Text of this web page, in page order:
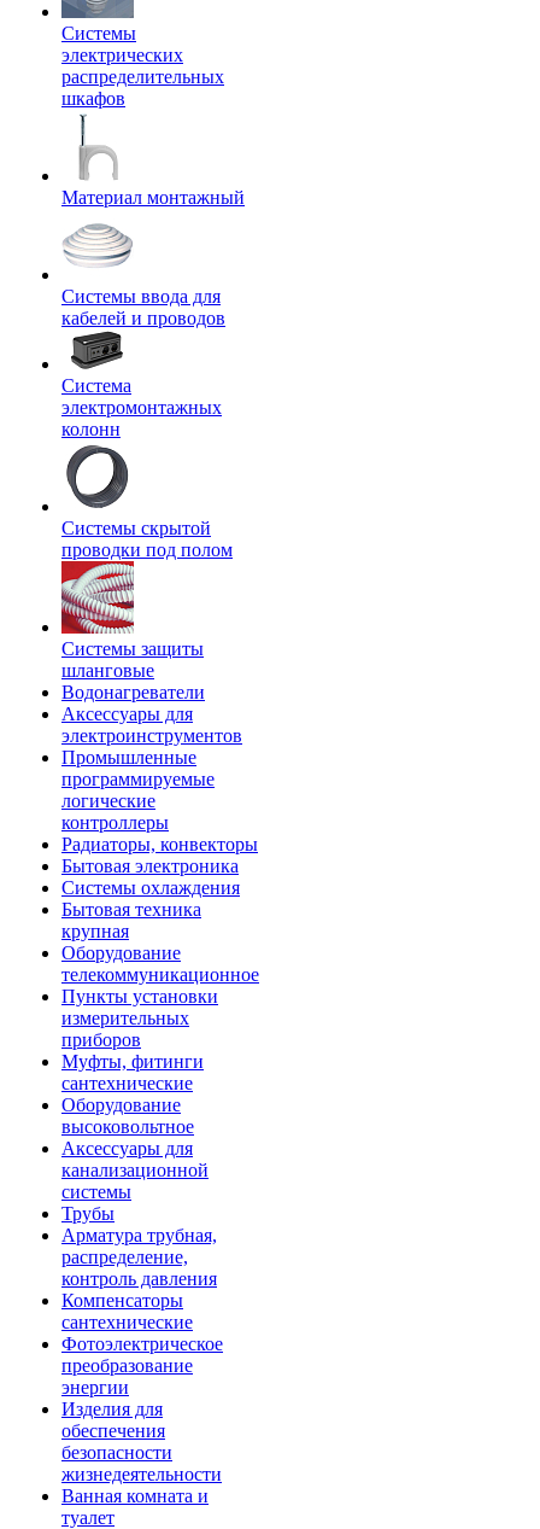
Системы
электрических
распределительных
шкафов
Материал монтажный
Системы ввода для
кабелей и проводов
Система
электромонтажных
колонн
Системы скрытой
проводки под полом
Системы защиты
шланговые
Водонагреватели
Аксессуары для
электроинструментов
Промышленные
программируемые
логические
контроллеры
Радиаторы, конвекторы
Бытовая электроника
Системы охлаждения
Бытовая техника
крупная
Оборудование
телекоммуникационное
Пункты установки
измерительных
приборов
Муфты, фитинги
сантехнические
Оборудование
высоковольтное
Аксессуары для
канализационной
системы
Трубы
Арматура трубная,
распределение,
контроль давления
Компенсаторы
сантехнические
Фотоэлектрическое
преобразование
энергии
Изделия для
обеспечения
безопасности
жизнедеятельности
Ванная комната и
туалет